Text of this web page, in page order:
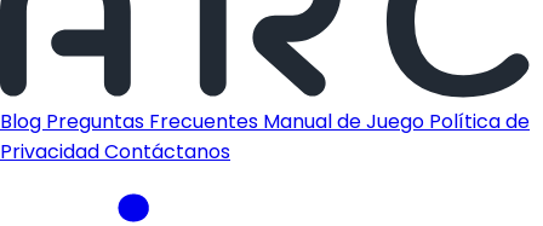
Blog Preguntas Frecuentes Manual de Juego Política de
PrivacidadContáctanos